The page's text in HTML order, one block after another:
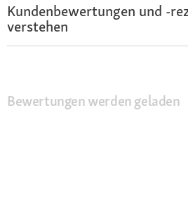
Kundenbewertungen und -
verstehen
Bewertungen werden geladen